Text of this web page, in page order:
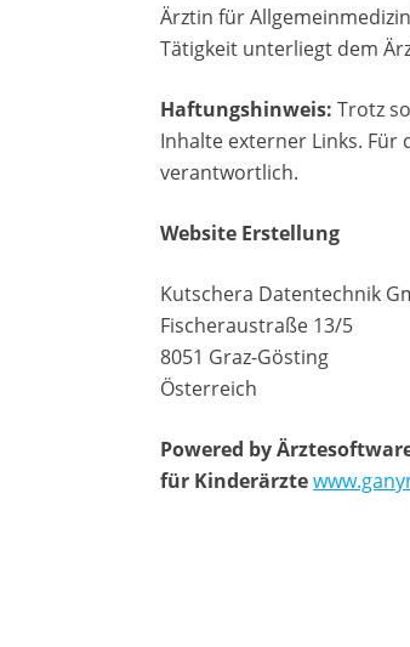
Ärztin für
Tätigkeit unterliegt dem
Haftungshinweis: Trotz
Inhalte externer Links.
verantwortlich.
Website Erstellung
Kutschera Datentechnik
Fischeraustraße 13/5
8051 Graz-Gösting
Österreich
Powered by
für Kinderärzte